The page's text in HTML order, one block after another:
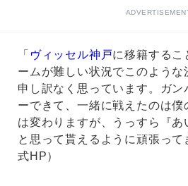
「 ヴィッセル神戸に移籍するこ
ームが難しい状況でこのような
申し訳なく思っています。ガン
ーできて、一緒に戦えたのは僕
は変わりますが、うっすら『あ
と思って貰えるように頑張って
式HP）